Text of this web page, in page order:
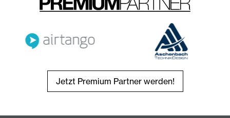
Jetzt Premium Partner werden!